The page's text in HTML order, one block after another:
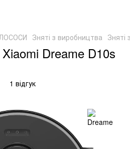
Зняті з виробництва Зняті
Dreame D10s
1 відгук